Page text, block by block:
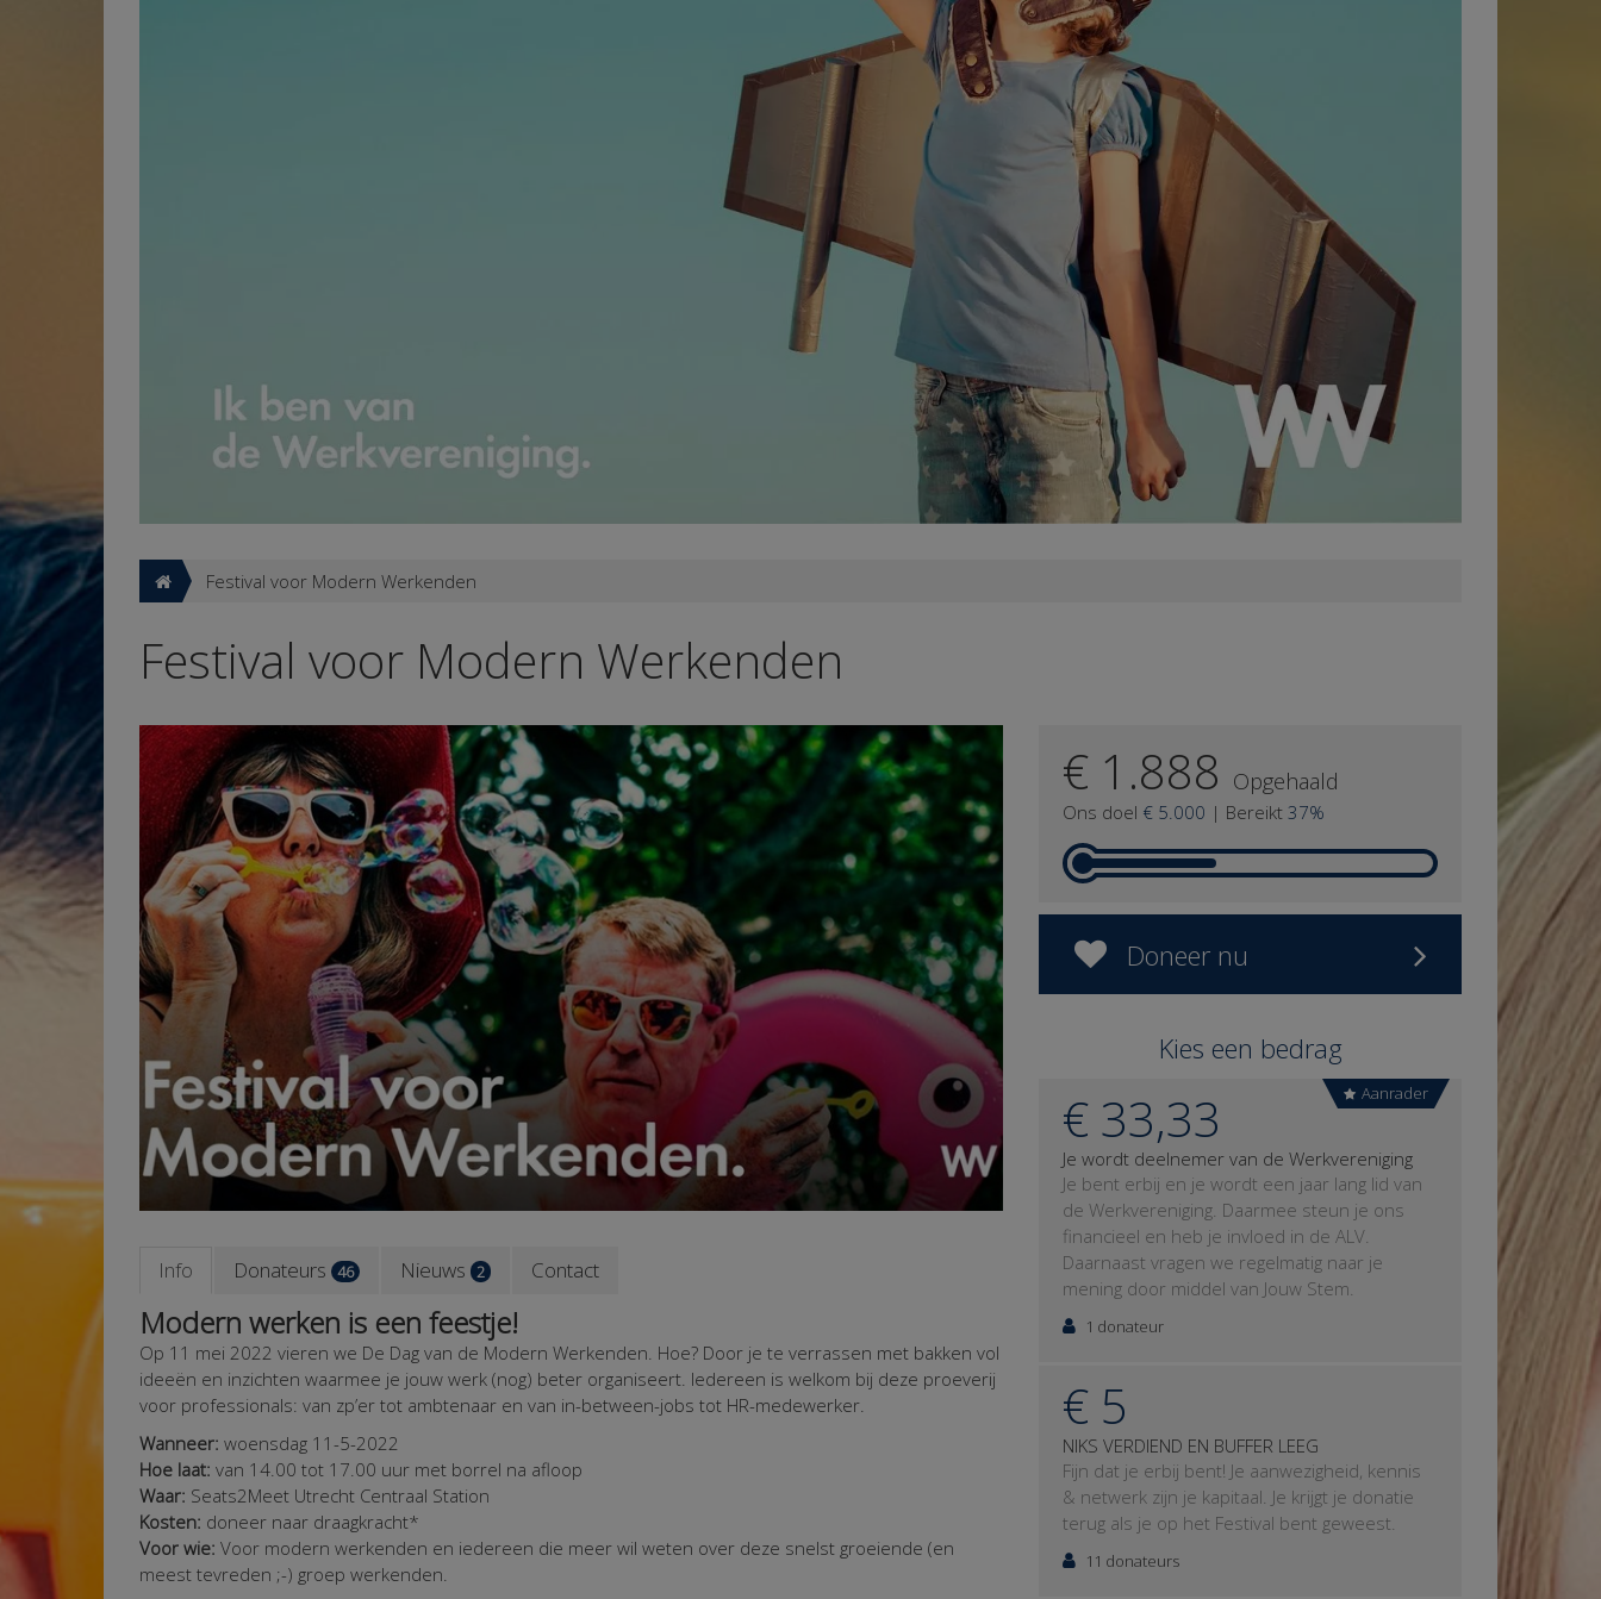
Festival voor Modern Werkenden
Festival voor Modern Werkenden
Info Donateurs 46 Nieuws 2 Contact
Modern werken is een feestje!
Op 11 mei 2022 vieren we De Dag van de Modern Werkenden. Hoe? Door je te verrassen met bakken vol
ideeën en inzichten waarmee je jouw werk (nog) beter organiseert. Iedereen is welkom bij deze proeverij
voor professionals: van zp’er tot ambtenaar en van in-between-jobs tot HR-medewerker.
Wanneer: woensdag 11-5-2022
Hoe laat: van 14.00 tot 17.00 uur met borrel na afloop
Waar: Seats2Meet Utrecht Centraal Station
Kosten: doneer naar draagkracht*
Voor wie: Voor modern werkenden en iedereen die meer wil weten over deze snelst groeiende (en
meest tevreden ;-) groep werkenden.
€ 1.888 Opgehaald
Ons doel € 5.000 | Bereikt 37%
Doneer nu
Kies een bedrag
Aanrader
€ 33,33
Je wordt deelnemer van de Werkvereniging
Je bent erbij en je wordt een jaar lang lid van
de Werkvereniging. Daarmee steun je ons
financieel en heb je invloed in de ALV.
Daarnaast vragen we regelmatig naar je
mening door middel van Jouw Stem.
1 donateur
€ 5
NIKS VERDIEND EN BUFFER LEEG
Fijn dat je erbij bent! Je aanwezigheid, kennis
& netwerk zijn je kapitaal. Je krijgt je donatie
terug als je op het Festival bent geweest.
11 donateurs